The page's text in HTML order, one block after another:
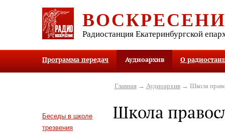
Радиостанция Екатеринбургской
Программа передач Аудиоархив О
Беседы в школе
трезвения
Главная→ Аудиоархив→ Школа
Школа